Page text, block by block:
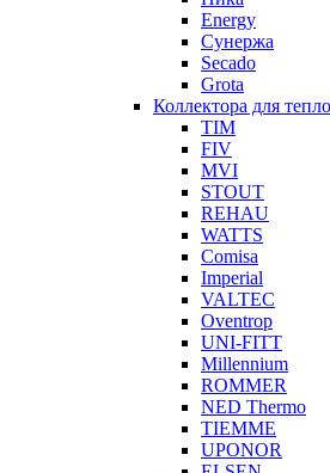
Energy
Сунержа
Secado
Grota
Коллектора для
TIM
FIV
MVI
STOUT
REHAU
WATTS
Comisa
Imperial
VALTEC
Oventrop
UNI-FITT
Millennium
ROMMER
NED Thermo
TIEMME
UPONOR